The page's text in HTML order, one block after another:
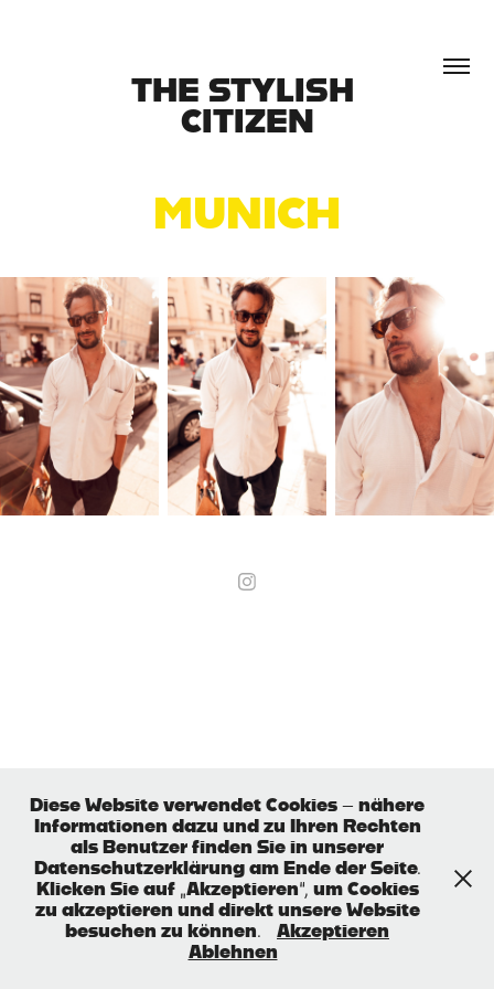
THE STYLISH
CITIZEN
MUNICH
Diese Website verwendet Cookies – nähere
Informationen dazu und zu Ihren Rechten
als Benutzer finden Sie in unserer
Datenschutzerklärung am Ende der Seite.
Klicken Sie auf „Akzeptieren“, um Cookies
zu akzeptieren und direkt unsere Website
besuchen zu können.
Akzeptieren
Ablehnen